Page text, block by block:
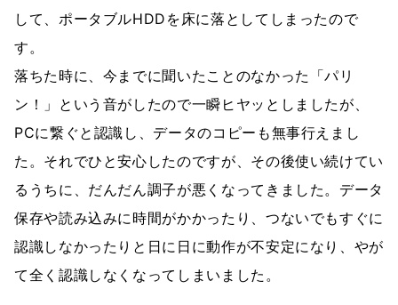
して、ポータブルHDDを床に落としてしまったので
す。
落ちた時に、今までに聞いたことのなかった「パリ
ン！」という音がしたので一瞬ヒヤッとしましたが、
PCに繋ぐと認識し、データのコピーも無事行えまし
た。それでひと安心したのですが、その後使い続けてい
るうちに、だんだん調子が悪くなってきました。データ
保存や読み込みに時間がかかったり、つないでもすぐに
認識しなかったりと日に日に動作が不安定になり、やが
て全く認識しなくなってしまいました。